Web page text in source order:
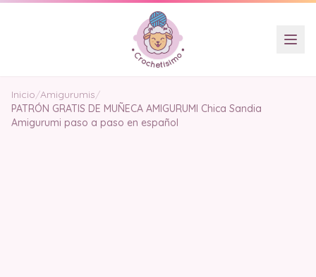
Inicio/Amigurumis/
PATRÓN GRATIS DE MUÑECA AMIGURUMI Chica Sandia
Amigurumi paso a paso en español